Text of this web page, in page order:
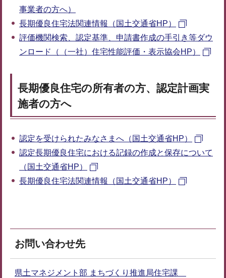
事業者の方へ）
長期優良住宅法関連情報（国土交通省HP）
評価機関検索、認定基準、申請書作成の手引き等ダウ
ンロード（（一社）住宅性能評価・表示協会HP）
長期優良住宅の所有者の方、認定計画実
施者の方へ
認定を受けられたみなさまへ（国土交通省HP）
認定長期優良住宅における記録の作成と保存について
（国土交通省HP）
長期優良住宅法関連情報（国土交通省HP）
お問い合わせ先
県土マネジメント部 まちづくり推進局住宅課